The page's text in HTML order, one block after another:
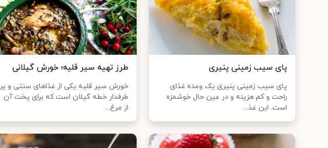
پای سیب زمینی پنیری
پای سیب زمینی پنیری یک وعده غذای
راحت و کم هزینه و در عین حال خوشمزه
است. این غذ...
طرز تهیه سیر قلیه؛ خورش گیلانی
خورش سیر قلیه یکی از غذاهای سنتی و پر
طرفدار خطه گیلان است که برای پخت آن
از مرغ...